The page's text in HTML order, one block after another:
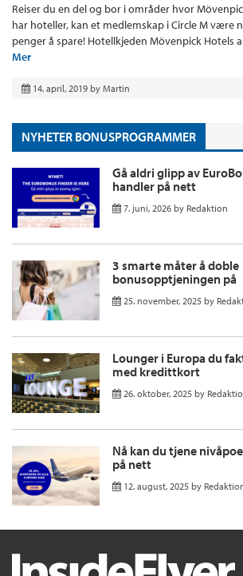
Reiser du en del og bor i områder hvor
har hoteller, kan et medlemskap i Circle M være
penger å spare! Hotellkjeden Mövenpick Hotels
Mer
14. april, 2019 by Martin
NYHETER BONUSPROGRAMMER
Gå aldri glipp av
handler på nett
7. juni, 2026 by Redaktion
3 smarte måter å doble
bonusopptjeningen på
25. november, 2025 by
Lounger i Europa du
med kredittkort
26. oktober, 2025 by
Nå kan du tjene
på nett
12. august, 2025 by